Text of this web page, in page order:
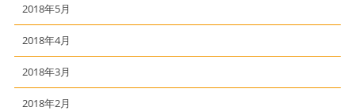
2018年5月
2018年4月
2018年3月
2018年2月